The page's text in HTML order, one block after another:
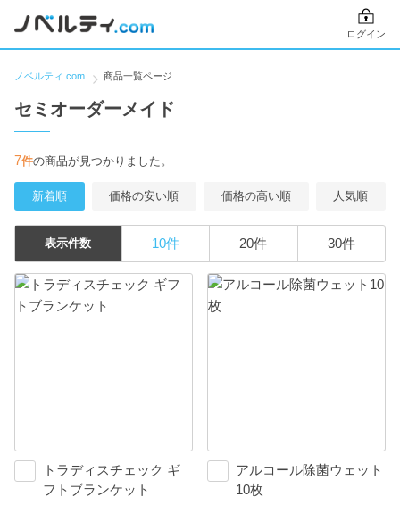
ログイン
ノベルティ.com 商品一覧ページ
セミオーダーメイド
7件の商品が見つかりました。
新着順 価格の安い順 価格の高い順 人気順
表示件数 10件 20件 30件
トラディスチェック ギ
フトブランケット
アルコール除菌ウェット
10枚